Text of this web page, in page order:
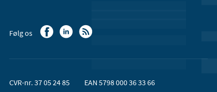
Følg os
CVR-nr. 37 05 24 85 EAN 5798 000 36 33 66